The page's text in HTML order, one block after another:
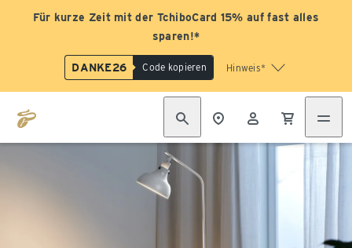
Für kurze Zeit mit der TchiboCard 15% auf fast alles
sparen!*
DANKE26 Code kopieren Hinweis*